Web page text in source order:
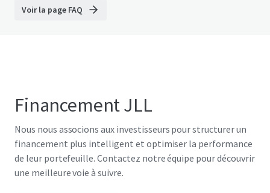
Voir la page FAQ
Financement JLL
Nous nous associons aux investisseurs pour structurer un
financement plus intelligent et optimiser la performance
de leur portefeuille. Contactez notre équipe pour découvrir
une meilleure voie à suivre.